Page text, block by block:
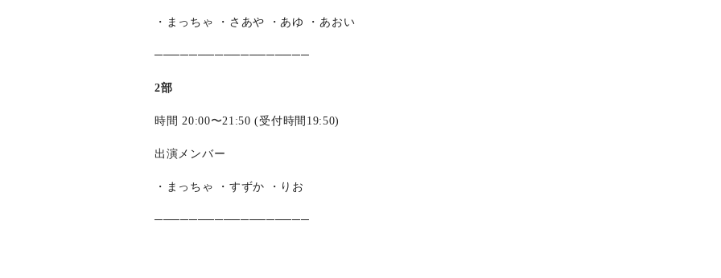
・まっちゃ ・さあや ・あゆ ・あおい
──────────────────
2部
時間 20:00〜21:50 (受付時間19:50)
出演メンバー
・まっちゃ ・すずか ・りお
──────────────────